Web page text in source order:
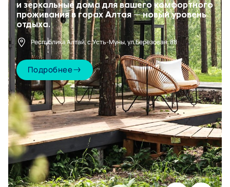
и зеркальные дома для вашего комфортного
проживания в горах Алтая — новый уровень
отдыха.
Республика Алтай, c.Усть-Муны, ул.Березовая, 88
Подробнее